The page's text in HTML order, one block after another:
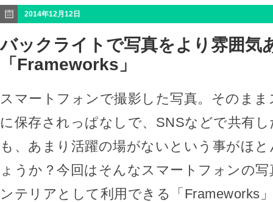
2014年12月12日
バックライトで写真をより雰囲気
「Frameworks」
スマートフォンで撮影した写真。そのま
に保存されっぱなしで、SNSなどで共有
も、あまり活躍の場がないという事がほ
ょうか？今回はそんなスマートフォンの
ンテリアとして利用できる「Frameworks